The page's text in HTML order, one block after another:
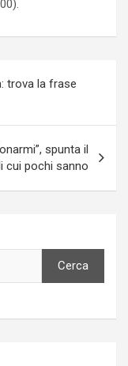
trova la frase
spunta il
cui pochi sanno
Cerca